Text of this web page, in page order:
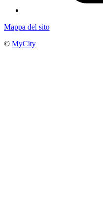
Mappa del sito
© MyCity